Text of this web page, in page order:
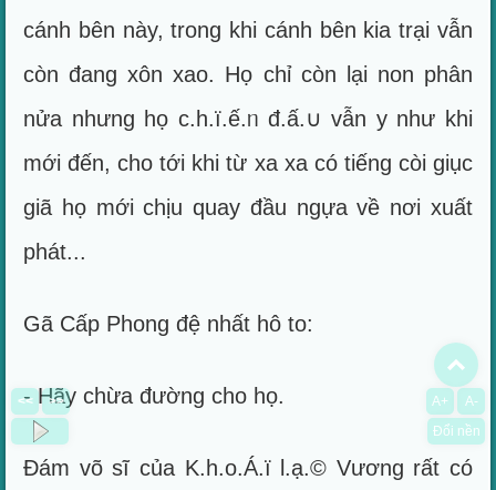
cánh bên này, trong khi cánh bên kia trại vẫn
còn đang xôn xao. Họ chỉ còn lại non phân
nửa nhưng họ c.h.ï.ế.ᥒ đ.ấ.∪ vẫn y như khi
mới đến, cho tới khi từ xa xa có tiếng còi giục
giã họ mới chịu quay đầu ngựa về nơi xuất
phát...
Gã Cấp Phong đệ nhất hô to:
- Hãy chừa đường cho họ.
Đám võ sĩ của K.h.o.Á.ï l.ạ.© Vương rất có
>>
<< A+
A-
Đổi nền